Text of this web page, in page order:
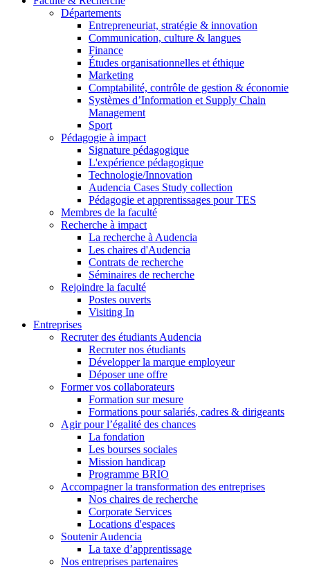
Départements
Entrepreneuriat, stratégie & innovation
Communication, culture & langues
Finance
Études organisationnelles et éthique
Marketing
Comptabilité, contrôle de gestion & économie
Systèmes d’Information et Supply Chain
Management
Sport
Pédagogie à impact
Signature pédagogique
L'expérience pédagogique
Technologie/Innovation
Audencia Cases Study collection
Pédagogie et apprentissages pour TES
Membres de la faculté
Recherche à impact
La recherche à Audencia
Les chaires d'Audencia
Contrats de recherche
Séminaires de recherche
Rejoindre la faculté
Postes ouverts
Visiting In
Entreprises
Recruter des étudiants Audencia
Recruter nos étudiants
Développer la marque employeur
Déposer une offre
Former vos collaborateurs
Formation sur mesure
Formations pour salariés, cadres & dirigeants
Agir pour l’égalité des chances
La fondation
Les bourses sociales
Mission handicap
Programme BRIO
Accompagner la transformation des entreprises
Nos chaires de recherche
Corporate Services
Locations d'espaces
Soutenir Audencia
La taxe d’apprentissage
Nos entreprises partenaires